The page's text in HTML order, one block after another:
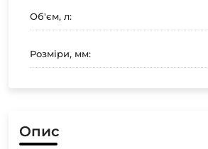
Об'єм, л:
Розміри, мм:
Опис